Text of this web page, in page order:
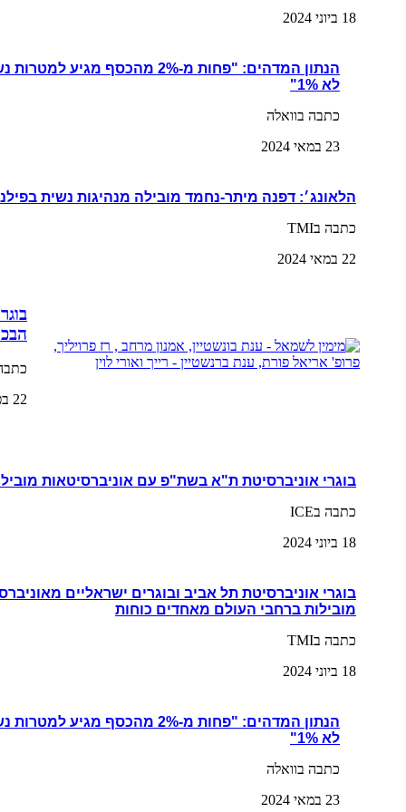
18 ביוני 2024
הנתון המדהים: "פחות מ-2% מהכסף
לא 1%"
כתבה בוואלה
23 במאי 2024
הלאונג׳: דפנה מיתר-נחמד מובילה מנהיגות נשית
כתבה בTMI
22 במאי 2024
22 בפברואר 2024
בוגרי אוניברסיטת ת"א בשת"פ עם אוניברסיטאות
כתבה בICE
18 ביוני 2024
בוגרי אוניברסיטת תל אביב ובוגרים ישראליים
מובילות ברחבי העולם מאחדים כוחות
כתבה בTMI
18 ביוני 2024
הנתון המדהים: "פחות מ-2% מהכסף
לא 1%"
כתבה בוואלה
23 במאי 2024